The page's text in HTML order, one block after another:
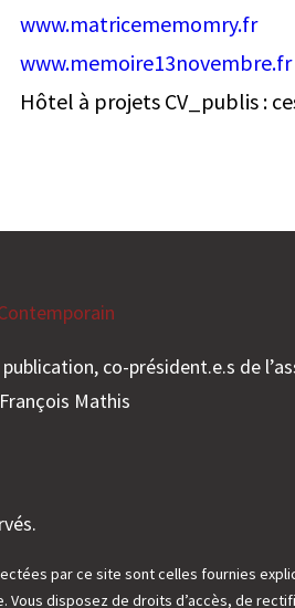
www.matricememomry.fr
www.memoire13novembre.fr
Hôtel à projets CV_publis :
co-président.e.s de
Mathis
par ce site sont celles fournies
Vous disposez de droits d’accès, de